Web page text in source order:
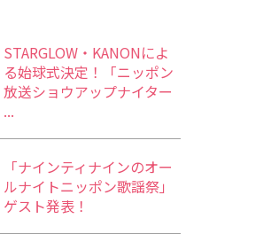
STARGLOW・KANONによ
る始球式決定！「ニッポン
放送ショウアップナイター
...
「ナインティナインのオー
ルナイトニッポン歌謡祭」
ゲスト発表！